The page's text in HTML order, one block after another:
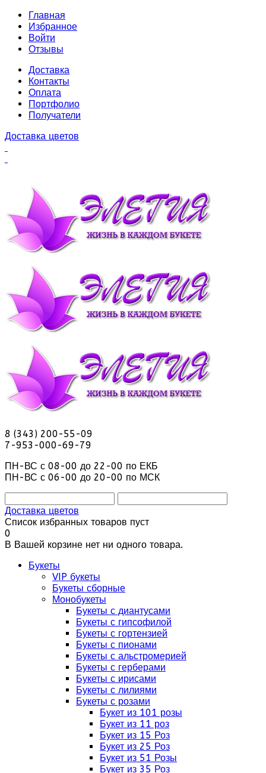
Главная
Избранное
Войти
Отзывы
Доставка
Контакты
Оплата
Портфолио
Получатели
Доставка цветов
8 (343) 200-55-09
7-953-000-69-79
ПН-ВС с 08-00 до 22-00 по ЕКБ
ПН-ВС с 06-00 до 20-00 по МСК
Доставка цветов
Список избранных товаров пуст
0
В Вашей корзине нет ни одного товара.
Букеты
VIP букеты
Букеты сборные
Монобукеты
Букеты с диантусами
Букеты с гипсофилой
Букеты с гортензией
Букеты с пионами
Букеты с альстромерией
Букеты с герберами
Букеты с ирисами
Букеты с лилиями
Букеты с розами
Букет из 101 розы
Букет из 11 роз
Букет из 15 Роз
Букет из 25 Роз
Букет из 51 Розы
Букет из 35 Роз